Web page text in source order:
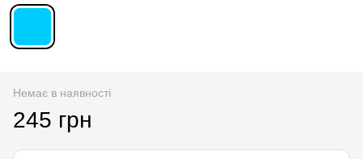
Немає в наявності
245 грн